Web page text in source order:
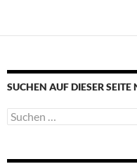
SUCHEN AUF DIESER
Suche
nach: